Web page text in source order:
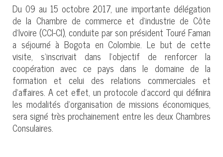
Du 09 au 15 octobre 2017, une importante délégation
de la Chambre de commerce et d’industrie de Côte
d’Ivoire (CCI-CI), conduite par son président Touré Faman
a séjourné à Bogota en Colombie. Le but de cette
visite, s'inscrivait dans l'objectif de renforcer la
coopération avec ce pays dans le domaine de la
formation et celui des relations commerciales et
d’affaires. A cet effet, un protocole d’accord qui définira
les modalités d’organisation de missions économiques,
sera signé très prochainement entre les deux Chambres
Consulaires.